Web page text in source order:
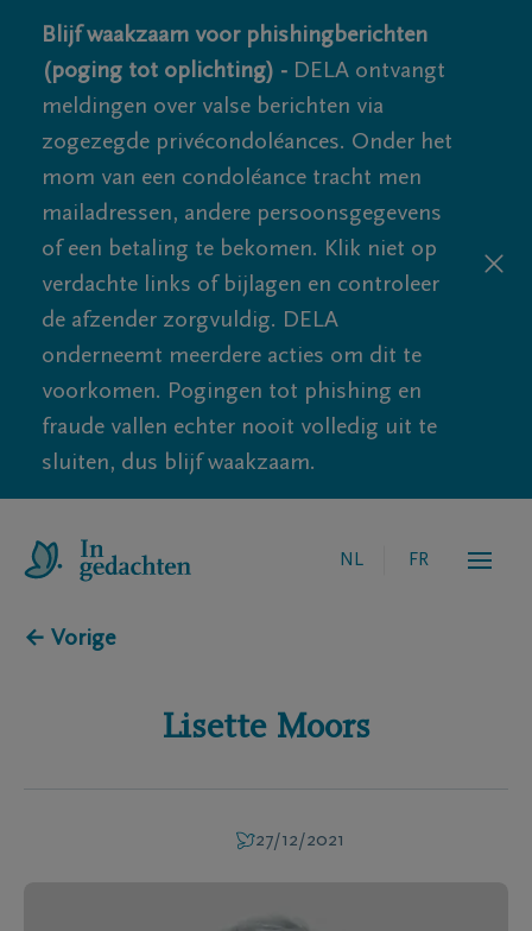
Blijf waakzaam voor phishingberichten
(poging tot oplichting) - DELA ontvangt
meldingen over valse berichten via
zogezegde privécondoléances. Onder het
mom van een condoléance tracht men
mailadressen, andere persoonsgegevens
of een betaling te bekomen. Klik niet op
verdachte links of bijlagen en controleer
de afzender zorgvuldig. DELA
onderneemt meerdere acties om dit te
voorkomen. Pogingen tot phishing en
fraude vallen echter nooit volledig uit te
sluiten, dus blijf waakzaam.
NL FR
← Vorige
Lisette Moors
27/12/2021